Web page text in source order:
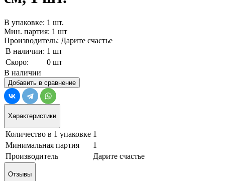
В упаковке: 1 шт.
Мин. партия: 1 шт
Производитель: Дарите счастье
В наличии: 1 шт
Скоро:
0 шт
В наличии
Добавить в сравнение
Характеристики
Количество в 1 упаковке 1
Минимальная партия
1
Производитель
Дарите счастье
Отзывы